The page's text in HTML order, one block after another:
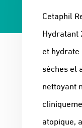
Cetaphil
Hydratant
et hydrate
sèches et
nettoyant
atopique,